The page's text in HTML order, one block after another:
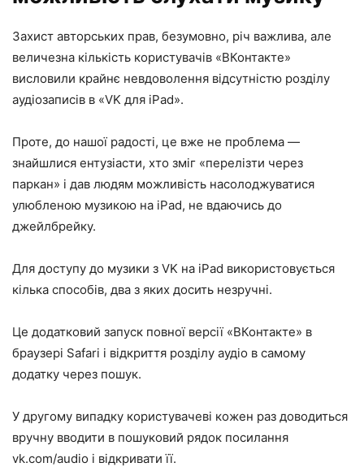
Захист авторських прав, безумовно, річ важлива, але
величезна кількість користувачів «ВКонтакте»
висловили крайнє невдоволення відсутністю розділу
аудіозаписів в «VK для iPad».
Проте, до нашої радості, це вже не проблема —
знайшлися ентузіасти, хто зміг «перелізти через
паркан» і дав людям можливість насолоджуватися
улюбленою музикою на iPad, не вдаючись до
джейлбрейку.
Для доступу до музики з VK на iPad використовується
кілька способів, два з яких досить незручні.
Це додатковий запуск повної версії «ВКонтакте» в
браузері Safari і відкриття розділу аудіо в самому
додатку через пошук.
У другому випадку користувачеві кожен раз доводиться
вручну вводити в пошуковий рядок посилання
vk.com/audio і відкривати її.